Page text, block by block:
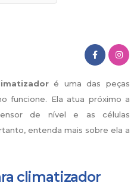
é uma das peças
funcione. Ela atua próximo a
de nível e as células
entenda mais sobre ela a
climatizador